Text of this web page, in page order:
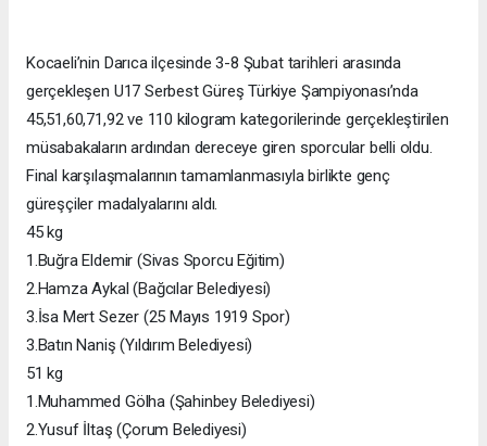
Kocaeli’nin Darıca ilçesinde 3-8 Şubat tarihleri arasında
gerçekleşen U17 Serbest Güreş Türkiye Şampiyonası’nda
45,51,60,71,92 ve 110 kilogram kategorilerinde gerçekleştirilen
müsabakaların ardından dereceye giren sporcular belli oldu.
Final karşılaşmalarının tamamlanmasıyla birlikte genç
güreşçiler madalyalarını aldı.
45 kg
1.Buğra Eldemir (Sivas Sporcu Eğitim)
2.Hamza Aykal (Bağcılar Belediyesi)
3.İsa Mert Sezer (25 Mayıs 1919 Spor)
3.Batın Naniş (Yıldırım Belediyesi)
51 kg
1.Muhammed Gölha (Şahinbey Belediyesi)
2.Yusuf İltaş (Çorum Belediyesi)